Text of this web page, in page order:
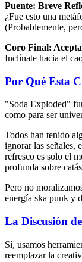
Puente: Breve
¿Fue esto una
(Probablemente,
Coro Final:
Inclínate hacia el
Por Qué Esta
"Soda Exploded"
como para ser
Todos han tenido
ignorar las señales,
refresco es solo el
profunda sobre
Pero no
energía ska punk y
La Discusión
Sí, usamos
reemplazar la